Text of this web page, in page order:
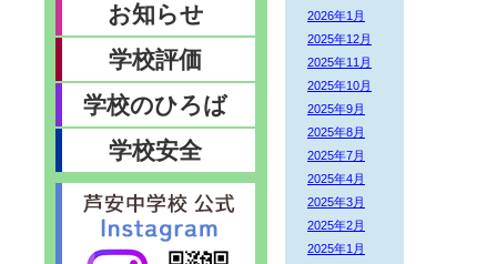
お知らせ
学校評価
学校のひろば
学校安全
2026年1月
2025年12月
2025年11月
2025年10月
2025年9月
2025年8月
2025年7月
2025年4月
2025年3月
2025年2月
2025年1月